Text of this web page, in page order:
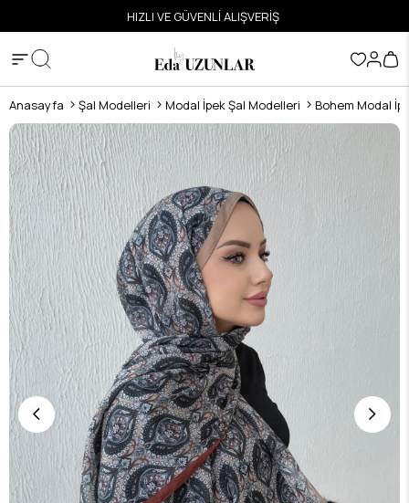
HIZLI VE GÜVENLİ ALIŞVERİŞ
Anasayfa Şal Modelleri Modal İpek Şal Modelleri Bohem Modal